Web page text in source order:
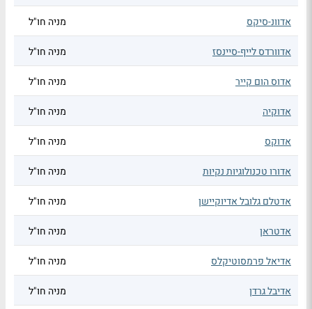
אדוונ-סיקס מניה חו"ל
אדוורדס לייף-סיינסז מניה חו"ל
אדוס הום קייר מניה חו"ל
אדוקיה מניה חו"ל
אדוקס מניה חו"ל
אדורו טכנולוגיות נקיות מניה חו"ל
אדטלם גלובל אדיוקיישן מניה חו"ל
אדטראן מניה חו"ל
אדיאל פרמסוטיקלס מניה חו"ל
אדיבל גרדן מניה חו"ל